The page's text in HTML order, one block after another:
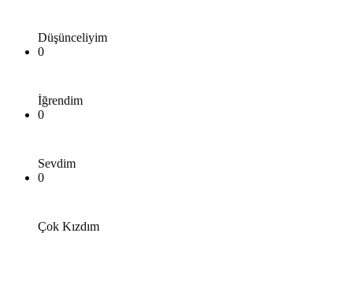
Düşünceliyim
0
İğrendim
0
Sevdim
0
Çok Kızdım